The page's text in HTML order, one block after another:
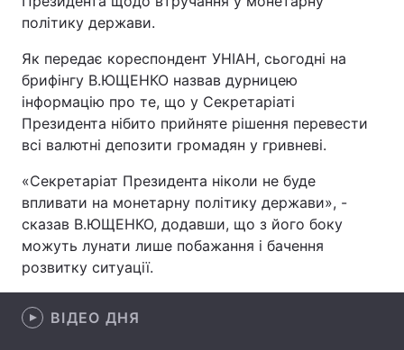
Економіка Світ
Наука
Техно і зв'язок Лайт
Зброя Інциденти
Цікавинки Погода
Екологія Регіони
Лонгріди
політику держави.
Як передає кореспондент УНІАН, сьогодні на
брифінгу В.ЮЩЕНКО назвав дурницею
інформацію про те, що у Секретаріаті
Президента нібито прийняте рішення перевести
всі валютні депозити громадян у гривневі.
«Секретаріат Президента ніколи не буде
впливати на монетарну політику держави», -
сказав В.ЮЩЕНКО, додавши, що з його боку
можуть лунати лише побажання і бачення
розвитку ситуації.
ВІДЕО ДНЯ